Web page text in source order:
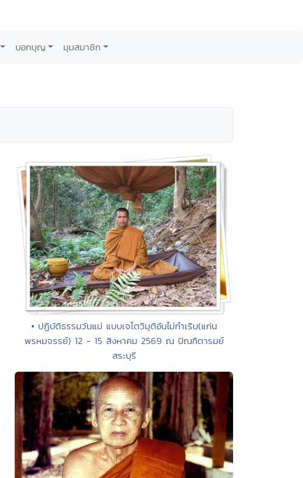
บอกบุญ มุมสมาชิก
• ปฏิบัติธรรมวันแม่ แบบเจโตวิมุติอันไม่กำเริบ(แก่น
พรหมจรรย์) 12 - 15 สิงหาคม 2569 ณ ปัณฑิตารมย์
สระบุรี